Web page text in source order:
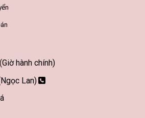
(Giờ hành chính)
Lan)